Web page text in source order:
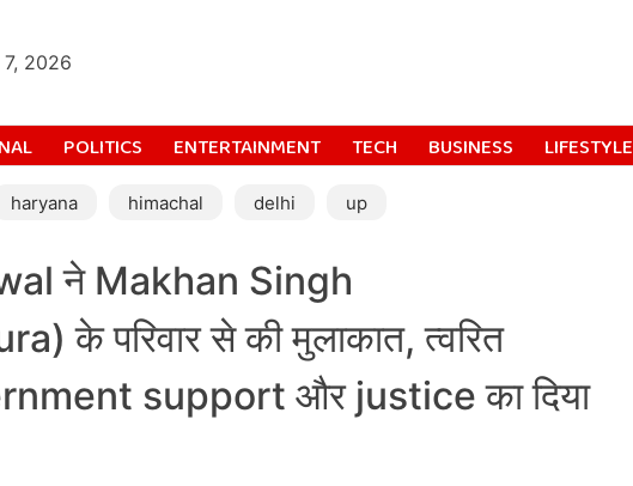
2026
POLITICS ENTERTAINMENT TECH BUSINESS LIFESTYLE
haryana himachal delhi up
ने Makhan Singh
के परिवार से की मुलाकात, त्वरित
support और justice का दिया